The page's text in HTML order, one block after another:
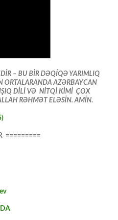
– BU BİR DƏQİQƏ YARIMLIQ
ORTALARANDA AZƏRBAYCAN
DİLİ VƏ NİTQİ KİMİ ÇOX
RƏHMƏT ELƏSİN. AMİN.
=========